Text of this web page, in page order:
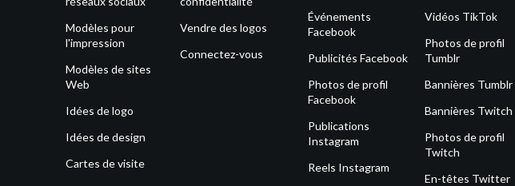
Modèles pour
l'impression
Modèles de sites
Web
Idées de logo
Idées de design
Cartes de visite
Vendre des logos
Connectez-vous
Événements
Facebook
Publicités Facebook
Photos de profil
Facebook
Publications
Instagram
Reels Instagram
Vidéos TikTok
Photos de profil
Tumblr
Bannières Tumblr
Bannières Twitch
Photos de profil
Twitch
En-têtes Twitter